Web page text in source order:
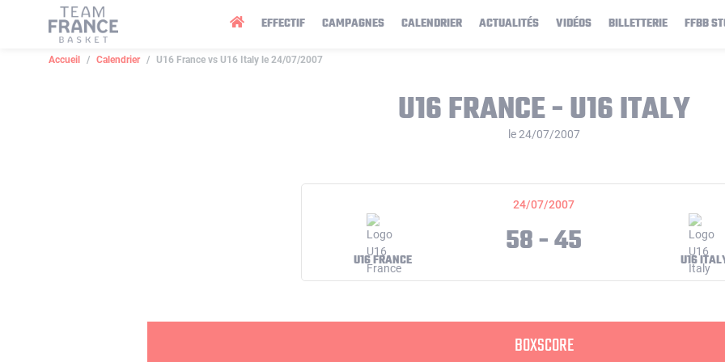
EFFECTIF CAMPAGNES CALENDRIER ACTUALITÉS VIDÉOS BILLETTERIE FFBB
Accueil Calendrier U16 France vs U16 Italy le 24/07/2007
U16 FRANCE - U16 ITALY
le 24/07/2007
24/07/2007
U16 FRANCE 58 - 45 U16
BOXSCORE
Panneau de gestion des cookies